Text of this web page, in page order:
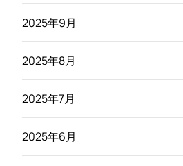
2025年9月
2025年8月
2025年7月
2025年6月